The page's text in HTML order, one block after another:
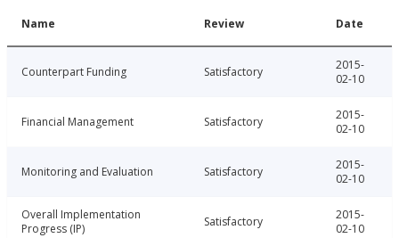
Name Review Date
Counterpart Funding Satisfactory
2015-
02-10
Financial Management Satisfactory
2015-
02-10
Monitoring and Evaluation Satisfactory
2015-
02-10
Overall Implementation
Progress (IP)
Satisfactory
2015-
02-10